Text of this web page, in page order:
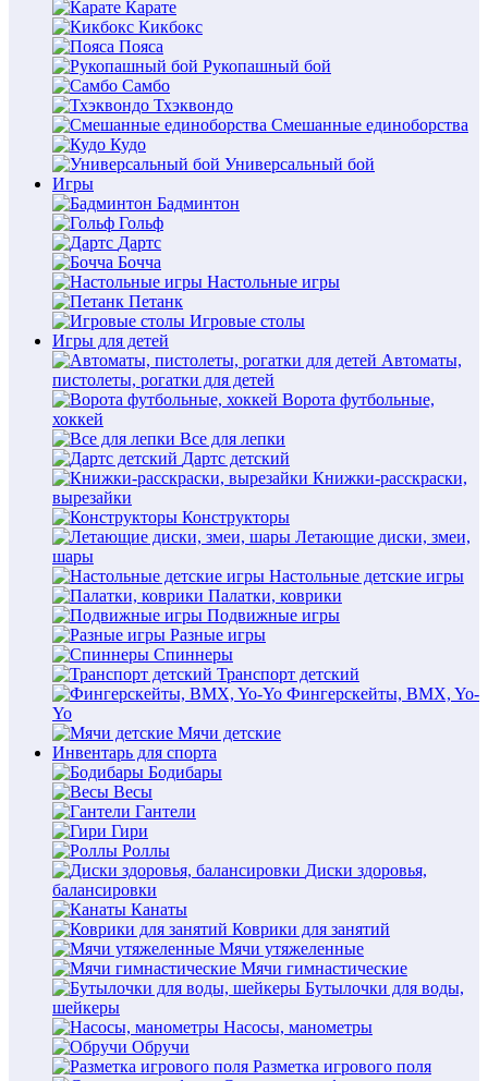
Карате
Кикбокс
Пояса
Рукопашный бой
Самбо
Тхэквондо
Смешанные единоборства
Кудо
Универсальный бой
Игры
Бадминтон
Гольф
Дартс
Бочча
Настольные игры
Петанк
Игровые столы
Игры для детей
Автоматы,
пистолеты, рогатки для детей
Ворота футбольные,
хоккей
Все для лепки
Дартс детский
Книжки-расскраски,
вырезайки
Конструкторы
Летающие диски, змеи,
шары
Настольные детские игры
Палатки, коврики
Подвижные игры
Разные игры
Спиннеры
Транспорт детский
Фингерскейты, BMX, Yo-
Yo
Мячи детские
Инвентарь для спорта
Бодибары
Весы
Гантели
Гири
Роллы
Диски здоровья,
балансировки
Канаты
Коврики для занятий
Мячи утяжеленные
Мячи гимнастические
Бутылочки для воды,
шейкеры
Насосы, манометры
Обручи
Разметка игрового поля